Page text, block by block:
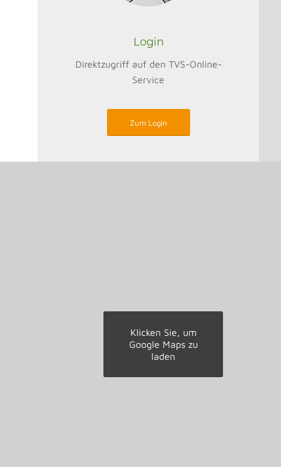
Login
Direktzugriff auf den TVS-Online-
Service
Zum Login
Klicken Sie, um
Google Maps zu
laden